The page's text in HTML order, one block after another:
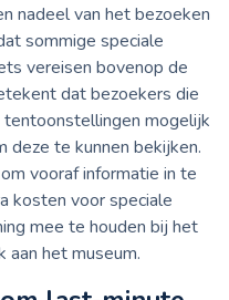
nadeel van het bezoeken
sommige speciale
vereisen bovenop de
dat bezoekers die
mogelijk
deze te kunnen bekijken.
vooraf informatie in te
kosten voor speciale
mee te houden bij het
aan het museum.